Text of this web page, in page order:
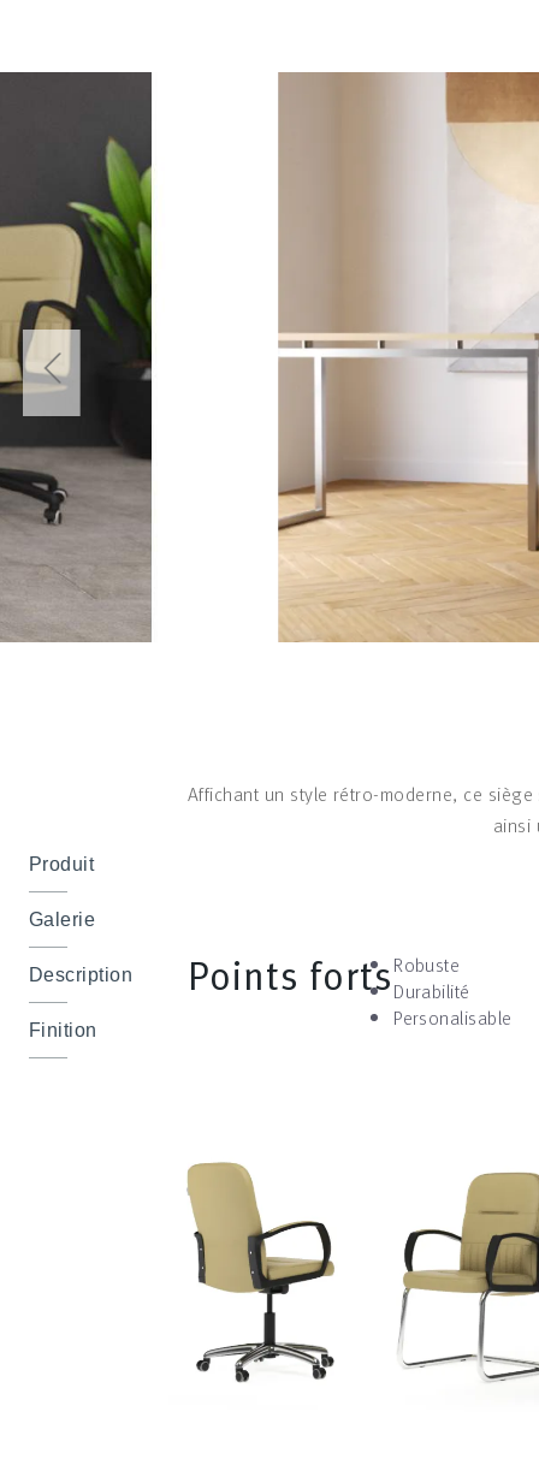
Produit
Galerie
Description
Finition
Affichant un style rétro-moderne, ce
ainsi
Points fortsRobuste
Durabilité
Personalisable